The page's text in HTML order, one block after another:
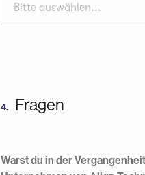
Bitte auswählen...
4. Fragen
Warst du in der